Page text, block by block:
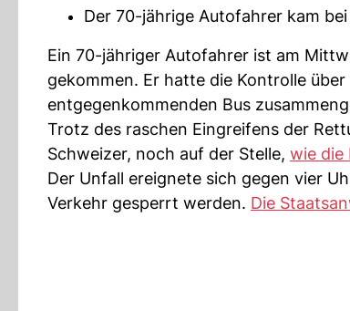
Der 70-jährige Autofahrer kam
Ein 70-jähriger Autofahrer ist am
gekommen. Er hatte die Kontrolle
entgegenkommenden Bus
Trotz des raschen Eingreifens der
Schweizer, noch auf der Stelle, wie die
Der Unfall ereignete sich gegen vier
Verkehr gesperrt werden. Die